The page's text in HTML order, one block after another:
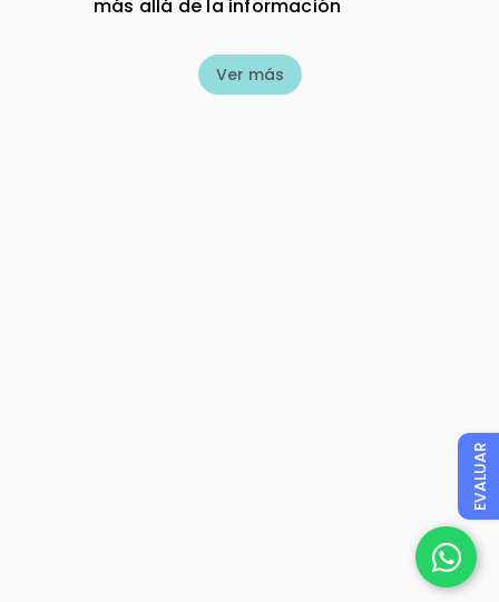
más allá de la información
Ver más
EVALUAR